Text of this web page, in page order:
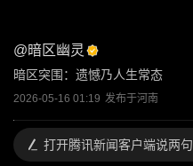
@暗区幽灵
暗区突围：遗憾乃人生常态
2026-05-16 01:19 发布于河南
打开腾讯新闻客户端说两句